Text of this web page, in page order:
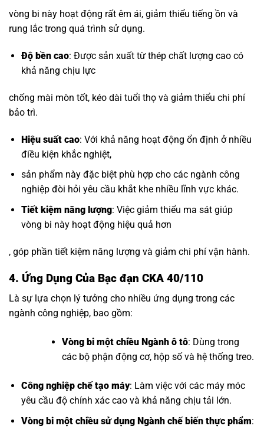
vòng bi này hoạt động rất êm ái, giảm thiểu tiếng ồn và
rung lắc trong quá trình sử dụng.
Độ bền cao: Được sản xuất từ thép chất lượng cao có
khả năng chịu lực
chống mài mòn tốt, kéo dài tuổi thọ và giảm thiểu chi phí
bảo trì.
Hiệu suất cao: Với khả năng hoạt động ổn định ở nhiều
điều kiện khắc nghiệt,
sản phẩm này đặc biệt phù hợp cho các ngành công
nghiệp đòi hỏi yêu cầu khắt khe nhiều lĩnh vực khác.
Tiết kiệm năng lượng: Việc giảm thiểu ma sát giúp
vòng bi này hoạt động hiệu quả hơn
, góp phần tiết kiệm năng lượng và giảm chi phí vận hành.
4. Ứng Dụng Của Bạc đạn CKA 40/110
Là sự lựa chọn lý tưởng cho nhiều ứng dụng trong các
ngành công nghiệp, bao gồm:
Vòng bi một chiều Ngành ô tô: Dùng trong
các bộ phận động cơ, hộp số và hệ thống treo.
Công nghiệp chế tạo máy: Làm việc với các máy móc
yêu cầu độ chính xác cao và khả năng chịu tải lớn.
Vòng bi một chiềusử dụng Ngành chế biến thực phẩm: